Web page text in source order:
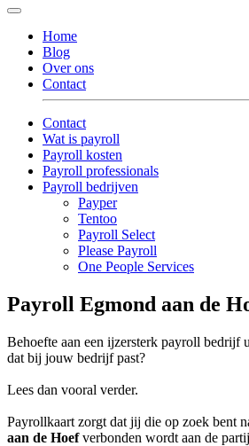
Home
Blog
Over ons
Contact
Contact
Wat is payroll
Payroll kosten
Payroll professionals
Payroll bedrijven
Payper
Tentoo
Payroll Select
Please Payroll
One People Services
Payroll Egmond aan de
Behoefte aan een ijzersterk payroll bedrijf
dat bij jouw bedrijf past?
Lees dan vooral verder.
Payrollkaart zorgt dat jij die op zoek bent
aan de Hoefverbonden wordt aan de